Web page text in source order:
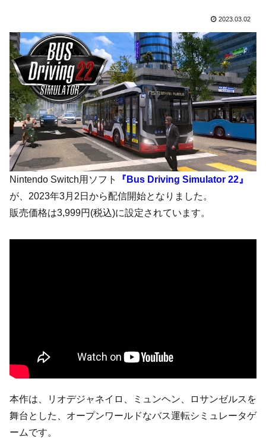
2023.03.02
Nintendo Switch用ソフト
『Bus Driving Simulator 22』
が、2023年3月2日から配信開始となりました。
販売価格は3,999円(税込)に設定されています。
本作は、リオデジャネイロ、ミュンヘン、ロサンゼルスを
舞台とした、オープンワールドなバス運転シミュレータゲ
ームです。